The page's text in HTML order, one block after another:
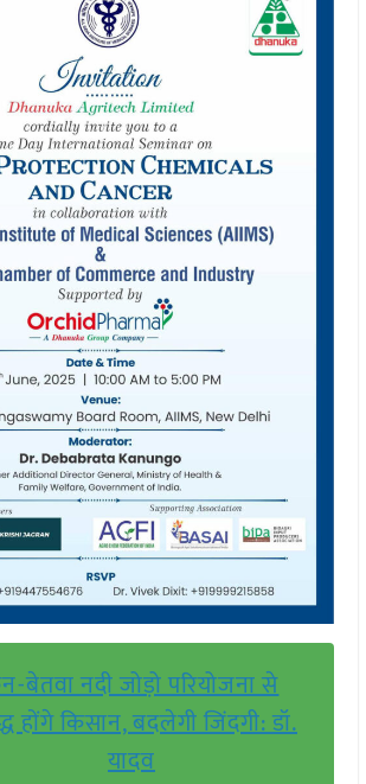
बेतवा नदी जोड़ो परियोजना से
होंगे किसान, बदलेगी जिंदगी: डॉ.
यादव